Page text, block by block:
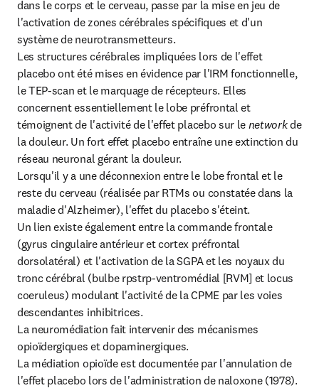
dans le corps et le cerveau, passe par la mise en jeu de
l'activation de zones cérébrales spécifiques et d'un
système de neurotransmetteurs.
Les structures cérébrales impliquées lors de l'effet
placebo ont été mises en évidence par l'IRM fonctionnelle,
le TEP-scan et le marquage de récepteurs. Elles
concernent essentiellement le lobe préfrontal et
témoignent de l'activité de l'effet placebo sur le network de
la douleur. Un fort effet placebo entraîne une extinction du
réseau neuronal gérant la douleur.
Lorsqu'il y a une déconnexion entre le lobe frontal et le
reste du cerveau (réalisée par RTMs ou constatée dans la
maladie d'Alzheimer), l'effet du placebo s'éteint.
Un lien existe également entre la commande frontale
(gyrus cingulaire antérieur et cortex préfrontal
dorsolatéral) et l'activation de la SGPA et les noyaux du
tronc cérébral (bulbe rpstrp-ventromédial [RVM] et locus
coeruleus) modulant l'activité de la CPME par les voies
descendantes inhibitrices.
La neuromédiation fait intervenir des mécanismes
opioïdergiques et dopaminergiques.
La médiation opioïde est documentée par l'annulation de
l'effet placebo lors de l'administration de naloxone (1978).